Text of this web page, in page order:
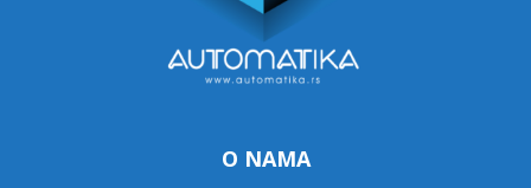
O NAMA